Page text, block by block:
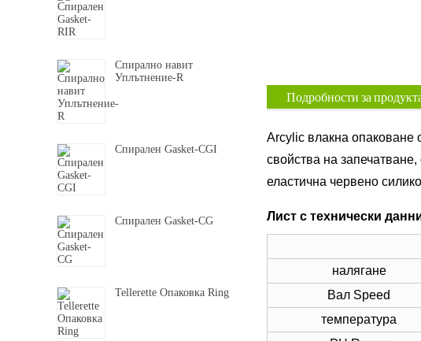
Спирално навит
Уплътнение-R
Спирален Gasket-CGI
Спирален Gasket-CG
Tellerette Опаковка Ring
Подробности за
Arcylic влакна опаковане
свойства на
еластична червено
Лист с технически
налягане
Вал Speed
температура